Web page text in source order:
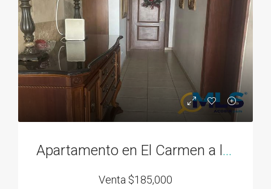
Apartamento en El Carmen a la venta
Venta $185,000